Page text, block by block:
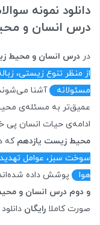
دانلود نمونه
درس انسان و
در درس انسان و محیط
از منظر تنوع زیستی،
مسئولانه
آشنا
عمیق‌تر به مسئله‌ی
ادامه‌ی حیات انسان پی
محیط زیست یازدهمکه
سوخت سبز، عوامل
هوا
پوشش داده
و دوم درس انسان و
صورت کاملا رایگان